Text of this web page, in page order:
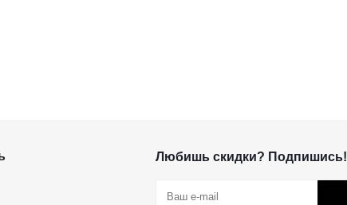
Любишь скидки? Подпишись!